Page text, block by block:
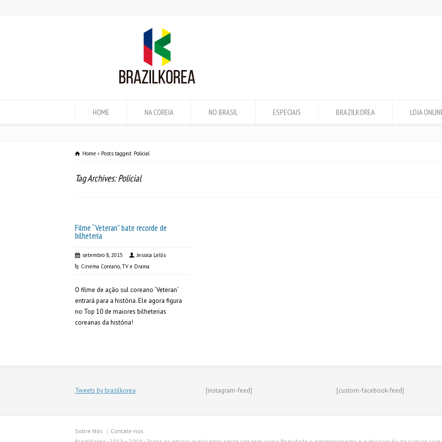
HOME NA COREIA NO BRASIL ESPECIAIS BRAZILKOREA LOJA
Home Posts tagged: Policial
Tag Archives: Policial
Filme “Veteran” bate recorde de
bilheteria
setembro 8, 2015
Jessica Lellis
Cinema Coreano,TV e Drama
O filme de ação sul coreano ‘Veteran‘
entrará para a história. Ele agora figura
no Top 10 de maiores bilheterias
coreanas da história!
Tweets by brazilkorea [instagram-feed] [custom-facebook-feed]
Sobre Nós
Contate-nos